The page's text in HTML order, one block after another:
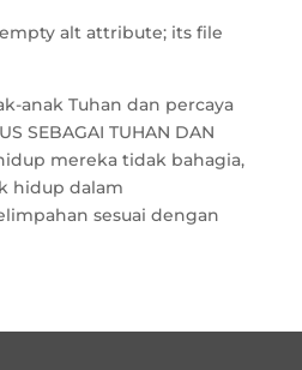
anak Tuhan dan percaya
SEBAGAI TUHAN DAN
mereka tidak bahagia,
hidup dalam
sesuai dengan